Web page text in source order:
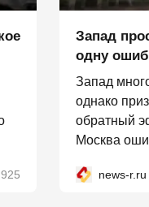
Запад
одну
Запад
однако
обратный
Москва
news-r.ru